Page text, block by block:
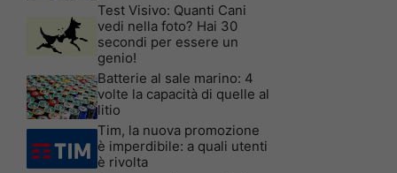
Test Visivo: Quanti Cani
vedi nella foto? Hai 30
secondi per essere un
genio!
Batterie al sale marino: 4
volte la capacità di quelle al
litio
Tim, la nuova promozione
è imperdibile: a quali utenti
è rivolta